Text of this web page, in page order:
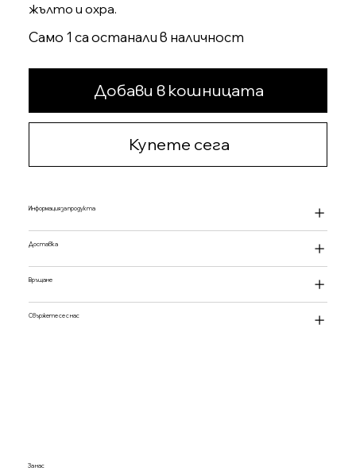
жълто и охра.
Само 1 са останали в наличност
Добави в кошницата
Купете сега
Информация за продукта
Доставка
Връщане
Свържете се с нас
За нас